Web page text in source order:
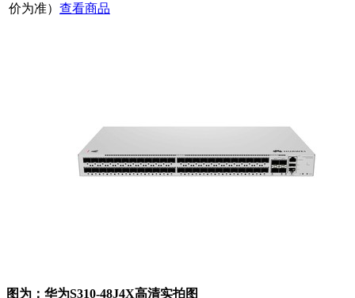
价为准） 查看商品
图为：华为S310-48J4X高清实拍图